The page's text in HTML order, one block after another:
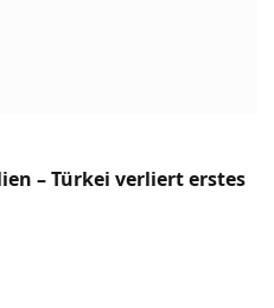
– Türkei verliert erstes